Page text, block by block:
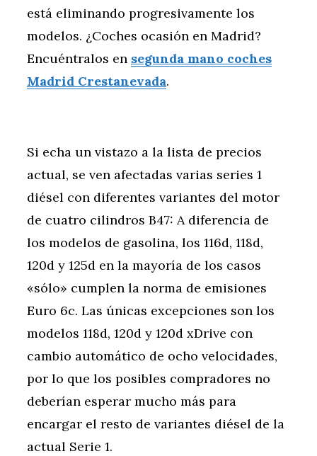
está eliminando progresivamente los
modelos. ¿Coches ocasión en Madrid?
Encuéntralos en segunda mano coches
Madrid Crestanevada.
Si echa un vistazo a la lista de precios
actual, se ven afectadas varias series 1
diésel con diferentes variantes del motor
de cuatro cilindros B47: A diferencia de
los modelos de gasolina, los 116d, 118d,
120d y 125d en la mayoría de los casos
«sólo» cumplen la norma de emisiones
Euro 6c. Las únicas excepciones son los
modelos 118d, 120d y 120d xDrive con
cambio automático de ocho velocidades,
por lo que los posibles compradores no
deberían esperar mucho más para
encargar el resto de variantes diésel de la
actual Serie 1.